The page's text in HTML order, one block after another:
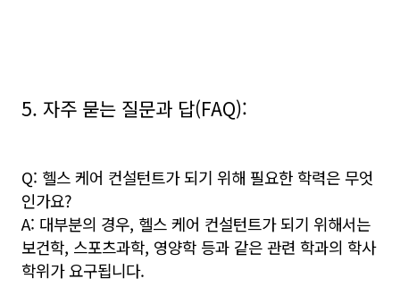
5. 자주 묻는 질문과 답(FAQ):
Q: 헬스 케어 컨설턴트가 되기 위해 필요한 학력은 무엇
인가요?
A: 대부분의 경우, 헬스 케어 컨설턴트가 되기 위해서는
보건학, 스포츠과학, 영양학 등과 같은 관련 학과의 학사
학위가 요구됩니다.